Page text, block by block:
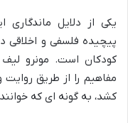
یکی از دلایل ماندگاری
پیچیده فلسفی و اخلاقی
کودکان است. مونرو
مفاهیم را از طریق
کشد، به گونه ای که